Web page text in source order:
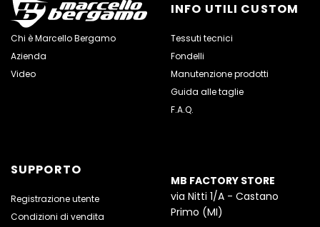
Chi è Marcello Bergamo
Azienda
Video
INFO UTILI CUSTOM
Tessuti tecnici
Fondelli
Manutenzione prodotti
Guida alle taglie
F.A.Q.
SUPPORTO
Registrazione utente
Condizioni di vendita
MB FACTORY STORE
via Nitti 1/A - Castano
Primo (MI)